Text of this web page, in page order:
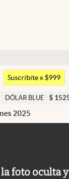
Argentina
Suscribite x $999
$ 1525 -0.33%
2025
foto oculta y